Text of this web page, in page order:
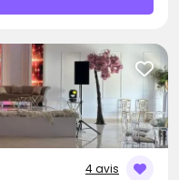
4 avis